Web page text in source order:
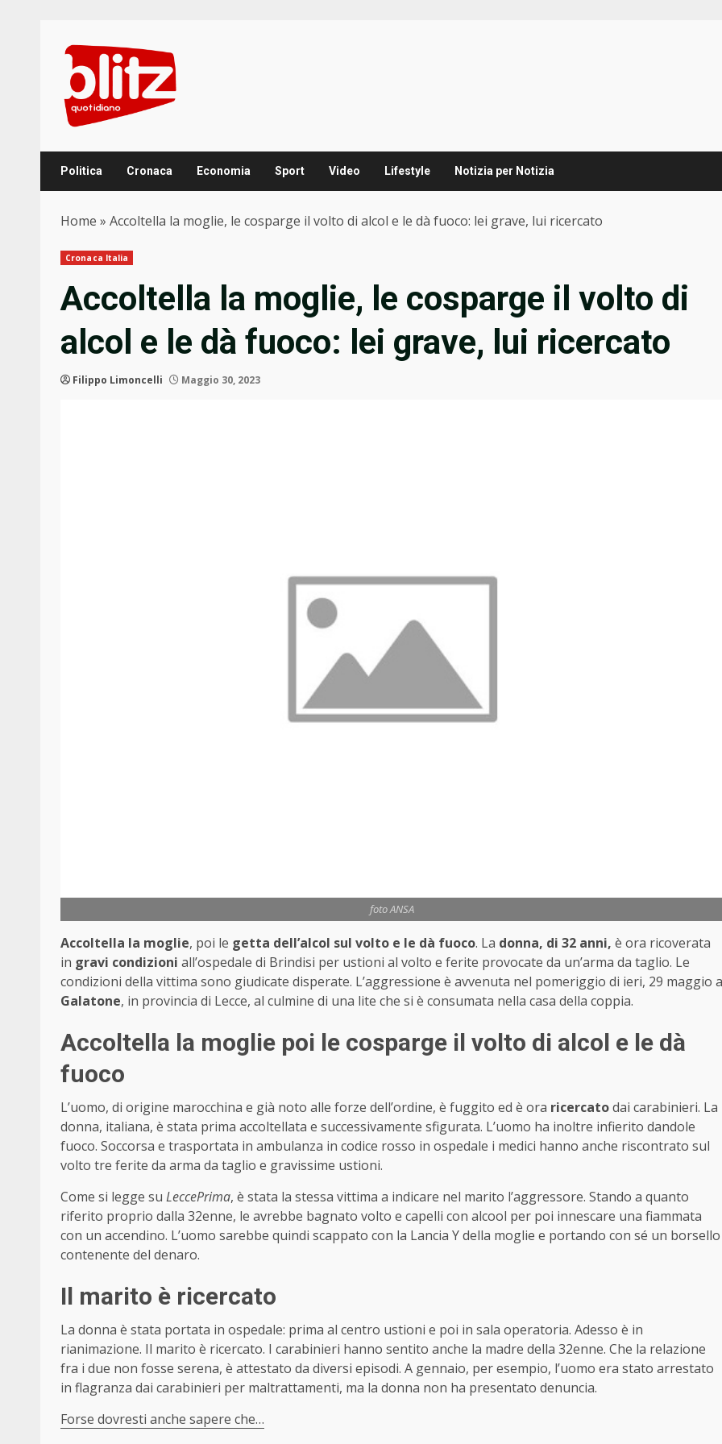
content
Politica Cronaca Economia Sport Video Lifestyle Notizia per Notizia
Home » Accoltella la moglie, le cosparge il volto di alcol e le dà fuoco: lei grave, lui ricercato
Cronaca Italia
Accoltella la moglie, le cosparge il volto di
alcol e le dà fuoco: lei grave, lui ricercato
Filippo Limoncelli Maggio 30, 2023
foto ANSA
Accoltella la moglie, poi le getta dell’alcol sul volto e le dà fuoco. La donna, di 32 anni, è ora ricoverata
in gravi condizioni all’ospedale di Brindisi per ustioni al volto e ferite provocate da un’arma da taglio. Le
condizioni della vittima sono giudicate disperate. L’aggressione è avvenuta nel pomeriggio di ieri, 29 maggio a
Galatone, in provincia di Lecce, al culmine di una lite che si è consumata nella casa della coppia.
Accoltella la moglie poi le cosparge il volto di alcol e le dà
fuoco
L’uomo, di origine marocchina e già noto alle forze dell’ordine, è fuggito ed è ora ricercatodai carabinieri. La
donna, italiana, è stata prima accoltellata e successivamente sfigurata. L’uomo ha inoltre infierito dandole
fuoco. Soccorsa e trasportata in ambulanza in codice rosso in ospedale i medici hanno anche riscontrato sul
volto tre ferite da arma da taglio e gravissime ustioni.
Come si legge su LeccePrima, è stata la stessa vittima a indicare nel marito l’aggressore. Stando a quanto
riferito proprio dalla 32enne, le avrebbe bagnato volto e capelli con alcool per poi innescare una fiammata
con un accendino. L’uomo sarebbe quindi scappato con la Lancia Y della moglie e portando con sé un borsello
contenente del denaro.
Il marito è ricercato
La donna è stata portata in ospedale: prima al centro ustioni e poi in sala operatoria. Adesso è in
rianimazione. Il marito è ricercato. I carabinieri hanno sentito anche la madre della 32enne. Che la relazione
fra i due non fosse serena, è attestato da diversi episodi. A gennaio, per esempio, l’uomo era stato arrestato
in flagranza dai carabinieri per maltrattamenti, ma la donna non ha presentato denuncia.
Forse dovresti anche sapere che…